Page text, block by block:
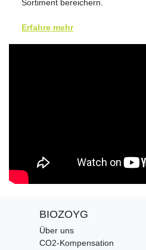
Sortiment bereichern.
Erfahre mehr
BIOZOYG
Über uns
CO2-Kompensation